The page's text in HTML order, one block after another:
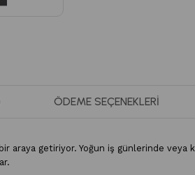
ÖDEME SEÇENEKLERI
getiriyor. Yoğun iş günlerinde veya